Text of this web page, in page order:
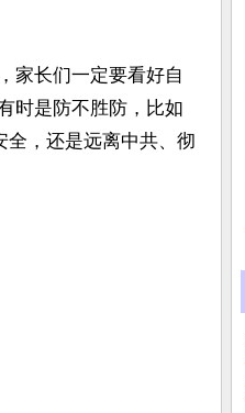
家长们一定要看好自
时是防不胜防，比如
全，还是远离中共、彻